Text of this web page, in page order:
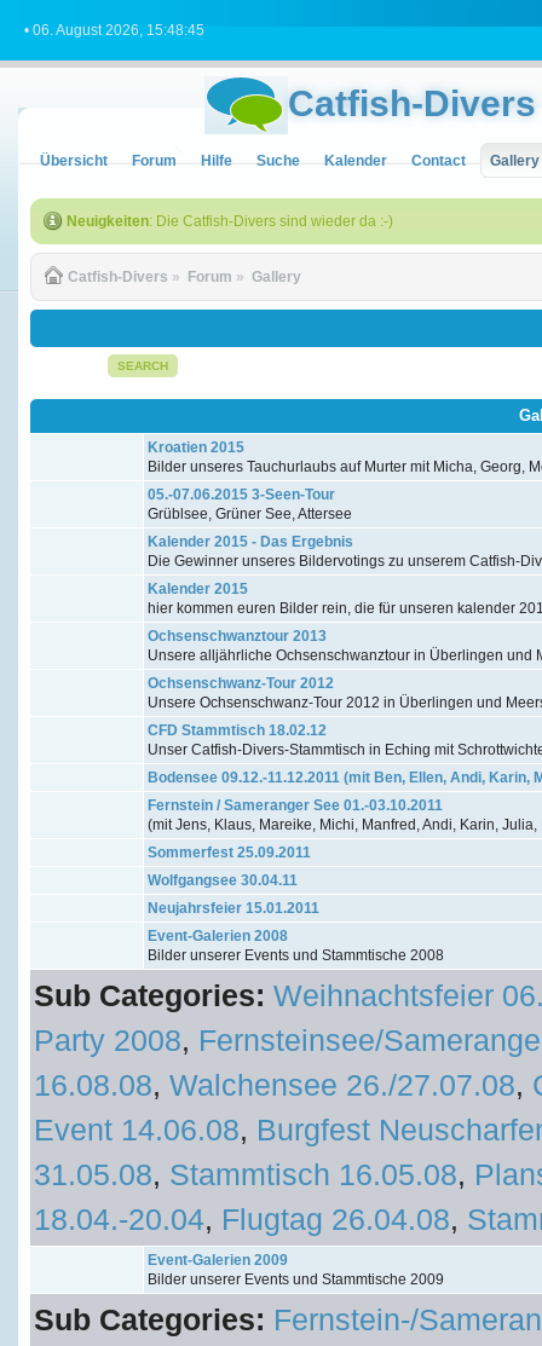
• 06. August 2026, 15:48:45
Catfish-Divers
Übersicht Forum Hilfe Suche Kalender Contact Gallery
Neuigkeiten: Die Catfish-Divers sind wieder da :-)
Catfish-Divers » Forum » Gallery
SEARCH
Kroatien 2015
Bilder unseres Tauchurlaubs auf Murter mit Micha, Georg,
05.-07.06.2015 3-Seen-Tour
Grüblsee, Grüner See, Attersee
Kalender 2015 - Das Ergebnis
Die Gewinner unseres Bildervotings zu unserem Catfish-
Kalender 2015
hier kommen euren Bilder rein, die für unseren kalender
Ochsenschwanztour 2013
Unsere alljährliche Ochsenschwanztour in Überlingen und
Ochsenschwanz-Tour 2012
Unsere Ochsenschwanz-Tour 2012 in Überlingen und
CFD Stammtisch 18.02.12
Unser Catfish-Divers-Stammtisch in Eching mit
Bodensee 09.12.-11.12.2011 (mit Ben, Ellen, Andi, Karin,
Fernstein / Sameranger See 01.-03.10.2011
(mit Jens, Klaus, Mareike, Michi, Manfred, Andi, Karin,
Sommerfest 25.09.2011
Wolfgangsee 30.04.11
Neujahrsfeier 15.01.2011
Event-Galerien 2008
Bilder unserer Events und Stammtische 2008
Sub Categories: Weihnachtsfeier
Party 2008, Fernsteinsee/
16.08.08, Walchensee 26./27.07.08,
Event 14.06.08, Burgfest
31.05.08, Stammtisch 16.05.08,
18.04.-20.04, Flugtag 26.04.08,
Event-Galerien 2009
Bilder unserer Events und Stammtische 2009
Sub Categories: Fernstein-/